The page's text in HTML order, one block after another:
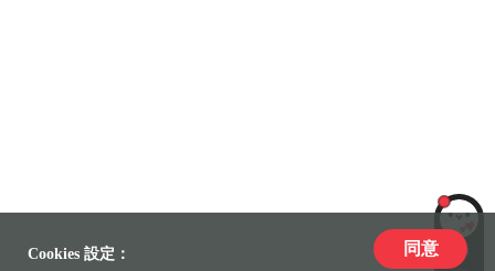
LiLi
Cookies 設定： 同意